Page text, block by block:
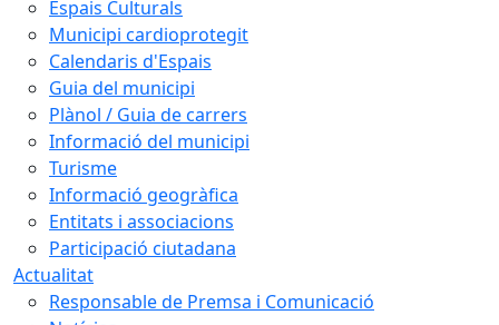
Espais Culturals
Municipi cardioprotegit
Calendaris d'Espais
Guia del municipi
Plànol / Guia de carrers
Informació del municipi
Turisme
Informació geogràfica
Entitats i associacions
Participació ciutadana
Actualitat
Responsable de Premsa i Comunicació